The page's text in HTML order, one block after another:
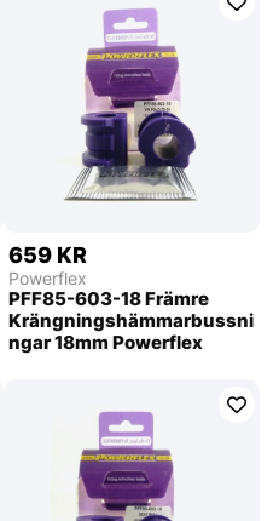
659 KR
Powerflex
PFF85-603-18 Främre
Krängningshämmarbussni
ngar 18mm Powerflex